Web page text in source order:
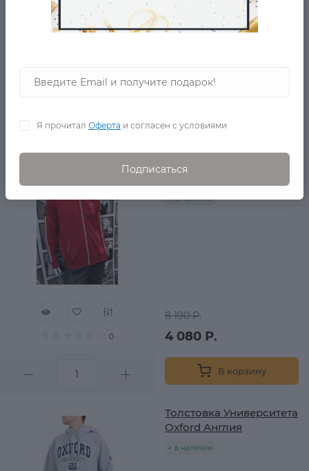
14 390 Р.
0
в наличии
8 190 Р.
4 080 Р.
В корзину
Толстовка Университета
Oxford Англия
в наличии
Я прочитал Оферта и согласен с условиями
Подписаться